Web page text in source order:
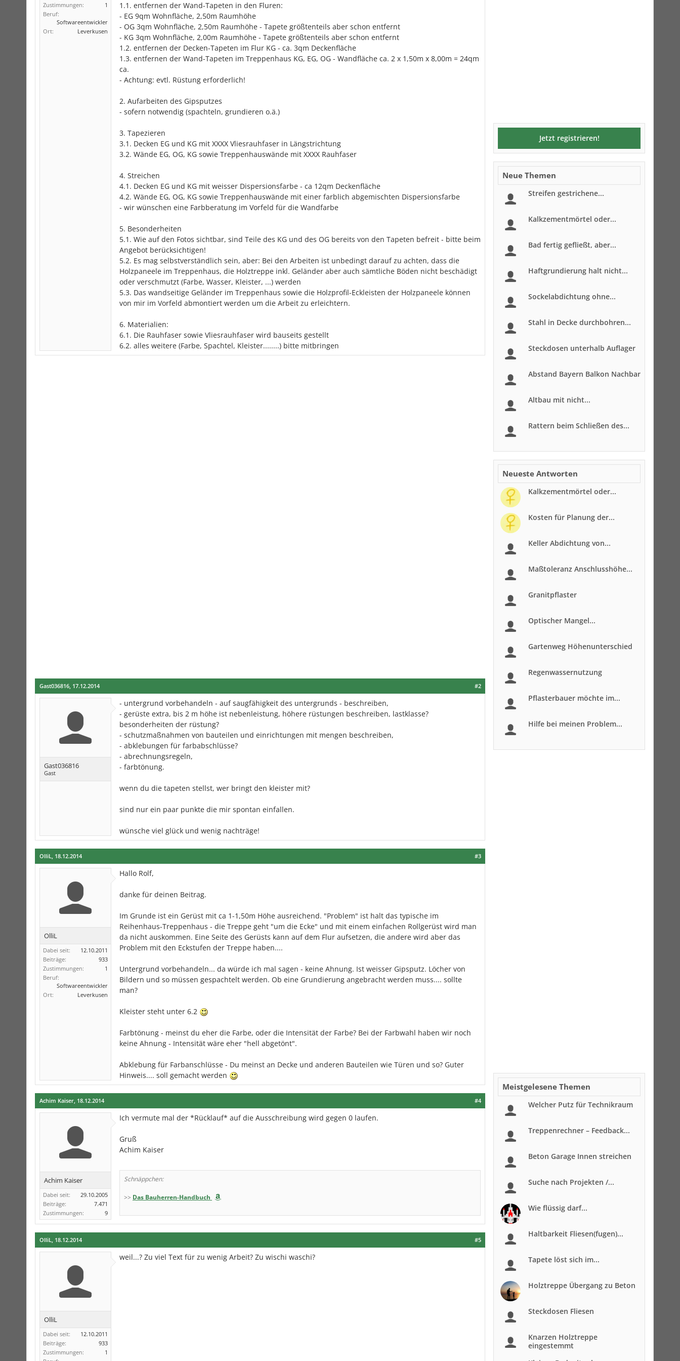
Zustimmungen:
1
Beruf:
Softwareentwickler
Ort:
Leverkusen
1.1. entfernen der Wand-Tapeten in den Fluren:
- EG 9qm Wohnfläche, 2,50m Raumhöhe
- OG 3qm Wohnfläche, 2,50m Raumhöhe - Tapete größtenteils aber schon entfernt
- KG 3qm Wohnfläche, 2,00m Raumhöhe - Tapete größtenteils aber schon entfernt
1.2. entfernen der Decken-Tapeten im Flur KG - ca. 3qm Deckenfläche
1.3. entfernen der Wand-Tapeten im Treppenhaus KG, EG, OG - Wandfläche ca. 2 x 1,50m x 8,00m = 24qm
ca.
- Achtung: evtl. Rüstung erforderlich!
2. Aufarbeiten des Gipsputzes
- sofern notwendig (spachteln, grundieren o.ä.)
3. Tapezieren
3.1. Decken EG und KG mit XXXX Vliesrauhfaser in Längstrichtung
3.2. Wände EG, OG, KG sowie Treppenhauswände mit XXXX Rauhfaser
4. Streichen
4.1. Decken EG und KG mit weisser Dispersionsfarbe - ca 12qm Deckenfläche
4.2. Wände EG, OG, KG sowie Treppenhauswände mit einer farblich abgemischten Dispersionsfarbe
- wir wünschen eine Farbberatung im Vorfeld für die Wandfarbe
5. Besonderheiten
5.1. Wie auf den Fotos sichtbar, sind Teile des KG und des OG bereits von den Tapeten befreit - bitte beim
Angebot berücksichtigen!
5.2. Es mag selbstverständlich sein, aber: Bei den Arbeiten ist unbedingt darauf zu achten, dass die
Holzpaneele im Treppenhaus, die Holztreppe inkl. Geländer aber auch sämtliche Böden nicht beschädigt
oder verschmutzt (Farbe, Wasser, Kleister, ...) werden
5.3. Das wandseitige Geländer im Treppenhaus sowie die Holzprofil-Eckleisten der Holzpaneele können
von mir im Vorfeld abmontiert werden um die Arbeit zu erleichtern.
6. Materialien:
6.1. Die Rauhfaser sowie Vliesrauhfaser wird bauseits gestellt
6.2. alles weitere (Farbe, Spachtel, Kleister........) bitte mitbringen
#2
Gast036816, 17.12.2014
Gast036816
Gast
- untergrund vorbehandeln - auf saugfähigkeit des untergrunds - beschreiben,
- gerüste extra, bis 2 m höhe ist nebenleistung, höhere rüstungen beschreiben, lastklasse?
besonderheiten der rüstung?
- schutzmaßnahmen von bauteilen und einrichtungen mit mengen beschreiben,
- abklebungen für farbabschlüsse?
- abrechnungsregeln,
- farbtönung.
wenn du die tapeten stellst, wer bringt den kleister mit?
sind nur ein paar punkte die mir spontan einfallen.
wünsche viel glück und wenig nachträge!
#3
OlliL, 18.12.2014
OlliL
Dabei seit:
12.10.2011
Beiträge:
933
Zustimmungen:
1
Beruf:
Softwareentwickler
Ort:
Leverkusen
Hallo Rolf,
danke für deinen Beitrag.
Im Grunde ist ein Gerüst mit ca 1-1,50m Höhe ausreichend. "Problem" ist halt das typische im
Reihenhaus-Treppenhaus - die Treppe geht "um die Ecke" und mit einem einfachen Rollgerüst wird man
da nicht auskommen. Eine Seite des Gerüsts kann auf dem Flur aufsetzen, die andere wird aber das
Problem mit den Eckstufen der Treppe haben....
Untergrund vorbehandeln... da würde ich mal sagen - keine Ahnung. Ist weisser Gipsputz. Löcher von
Bildern und so müssen gespachtelt werden. Ob eine Grundierung angebracht werden muss.... sollte
man?
Kleister steht unter 6.2
Farbtönung - meinst du eher die Farbe, oder die Intensität der Farbe? Bei der Farbwahl haben wir noch
keine Ahnung - Intensität wäre eher "hell abgetönt".
Abklebung für Farbanschlüsse - Du meinst an Decke und anderen Bauteilen wie Türen und so? Guter
Hinweis.... soll gemacht werden
#4
Achim Kaiser, 18.12.2014
Achim Kaiser
Dabei seit:
29.10.2005
Beiträge:
7.471
Zustimmungen:
9
Ich vermute mal der *Rücklauf* auf die Ausschreibung wird gegen 0 laufen.
Gruß
Achim Kaiser
Schnäppchen:
>> Das Bauherren-Handbuch
#5
OlliL, 18.12.2014
OlliL
Dabei seit:
12.10.2011
Beiträge:
933
Zustimmungen:
1
weil...? Zu viel Text für zu wenig Arbeit? Zu wischi waschi?
Jetzt registrieren!
Neue Themen
Streifen gestrichene...
Kalkzementmörtel oder...
Bad fertig gefließt, aber...
Haftgrundierung halt nicht...
Sockelabdichtung ohne...
Stahl in Decke durchbohren...
Steckdosen unterhalb Auflager
Abstand Bayern Balkon Nachbar
Altbau mit nicht...
Rattern beim Schließen des...
Neueste Antworten
Kalkzementmörtel oder...
Kosten für Planung der...
Keller Abdichtung von...
Maßtoleranz Anschlusshöhe...
Granitpflaster
Optischer Mangel...
Gartenweg Höhenunterschied
Regenwassernutzung
Pflasterbauer möchte im...
Hilfe bei meinen Problem...
Meistgelesene Themen
Welcher Putz für Technikraum
Treppenrechner – Feedback...
Beton Garage Innen streichen
Suche nach Projekten /...
Wie flüssig darf...
Haltbarkeit Fliesen(fugen)...
Tapete löst sich im...
Holztreppe Übergang zu Beton
Steckdosen Fliesen
Knarzen Holztreppe
eingestemmt